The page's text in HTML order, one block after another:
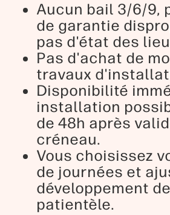
Aucun bail 3/6/9,
de garantie
pas d'état des
Pas d'achat de
travaux
Disponibilité
installation
de 48h après
créneau.
Vous choisissez
de journées et
développement
patientèle.